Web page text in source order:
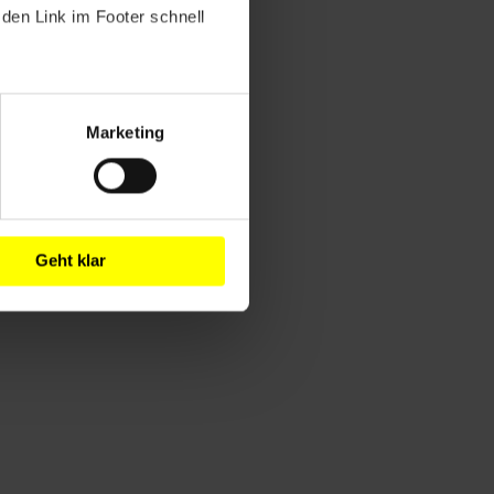
Link im Footer schnell
Marketing
Geht klar